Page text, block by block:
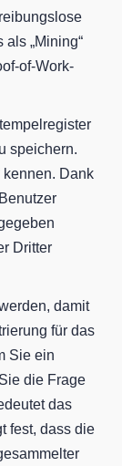
„Mining“
of-Work-
speichern.
kennen. Dank
Dritter
damit
für das
Sie ein
die Frage
das
fest, dass die